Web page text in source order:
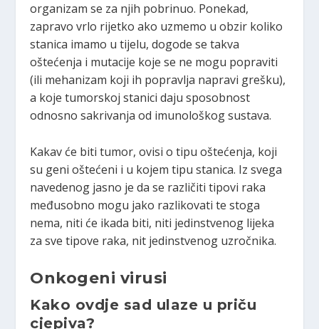
organizam se za njih pobrinuo. Ponekad,
zapravo vrlo rijetko ako uzmemo u obzir koliko
stanica imamo u tijelu, dogode se takva
oštećenja i mutacije koje se ne mogu popraviti
(ili mehanizam koji ih popravlja napravi grešku),
a koje tumorskoj stanici daju sposobnost
odnosno sakrivanja od imunološkog sustava.
Kakav će biti tumor, ovisi o tipu oštećenja, koji
su geni oštećeni i u kojem tipu stanica. Iz svega
navedenog jasno je da se različiti tipovi raka
međusobno mogu jako razlikovati te stoga
nema, niti će ikada biti, niti jedinstvenog lijeka
za sve tipove raka, nit jedinstvenog uzročnika.
Onkogeni virusi
Kako ovdje sad ulaze u priču
cjepiva?